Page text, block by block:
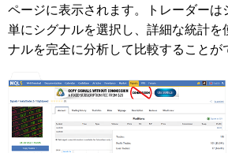
ページに表示されます。トレーダーは
単にシグナルを選択し、詳細な統計を
ナルを完全に分析して比較することが